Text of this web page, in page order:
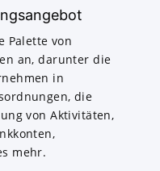
Palette von
an, darunter die
in
die
von Aktivitäten,
mehr.